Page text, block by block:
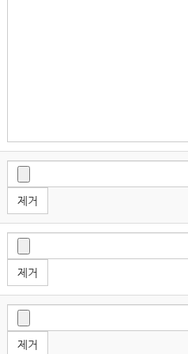
제거
제거
제거